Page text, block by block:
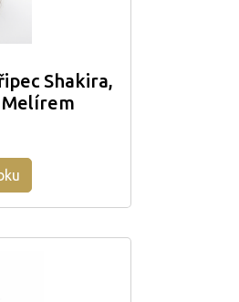
Shakira,
Melírem